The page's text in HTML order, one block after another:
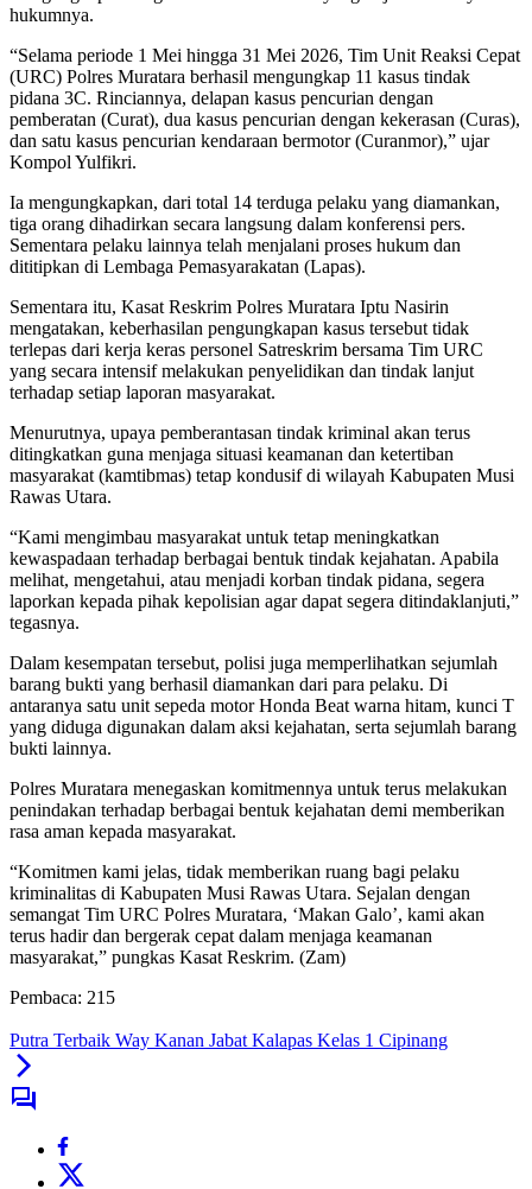
hukumnya.
“Selama periode 1 Mei hingga 31 Mei 2026, Tim Unit Reaksi Cepat
(URC) Polres Muratara berhasil mengungkap 11 kasus tindak
pidana 3C. Rinciannya, delapan kasus pencurian dengan
pemberatan (Curat), dua kasus pencurian dengan kekerasan (Curas),
dan satu kasus pencurian kendaraan bermotor (Curanmor),” ujar
Kompol Yulfikri.
Ia mengungkapkan, dari total 14 terduga pelaku yang diamankan,
tiga orang dihadirkan secara langsung dalam konferensi pers.
Sementara pelaku lainnya telah menjalani proses hukum dan
dititipkan di Lembaga Pemasyarakatan (Lapas).
Sementara itu, Kasat Reskrim Polres Muratara Iptu Nasirin
mengatakan, keberhasilan pengungkapan kasus tersebut tidak
terlepas dari kerja keras personel Satreskrim bersama Tim URC
yang secara intensif melakukan penyelidikan dan tindak lanjut
terhadap setiap laporan masyarakat.
Menurutnya, upaya pemberantasan tindak kriminal akan terus
ditingkatkan guna menjaga situasi keamanan dan ketertiban
masyarakat (kamtibmas) tetap kondusif di wilayah Kabupaten Musi
Rawas Utara.
“Kami mengimbau masyarakat untuk tetap meningkatkan
kewaspadaan terhadap berbagai bentuk tindak kejahatan. Apabila
melihat, mengetahui, atau menjadi korban tindak pidana, segera
laporkan kepada pihak kepolisian agar dapat segera ditindaklanjuti,”
tegasnya.
Dalam kesempatan tersebut, polisi juga memperlihatkan sejumlah
barang bukti yang berhasil diamankan dari para pelaku. Di
antaranya satu unit sepeda motor Honda Beat warna hitam, kunci T
yang diduga digunakan dalam aksi kejahatan, serta sejumlah barang
bukti lainnya.
Polres Muratara menegaskan komitmennya untuk terus melakukan
penindakan terhadap berbagai bentuk kejahatan demi memberikan
rasa aman kepada masyarakat.
“Komitmen kami jelas, tidak memberikan ruang bagi pelaku
kriminalitas di Kabupaten Musi Rawas Utara. Sejalan dengan
semangat Tim URC Polres Muratara, ‘Makan Galo’, kami akan
terus hadir dan bergerak cepat dalam menjaga keamanan
masyarakat,” pungkas Kasat Reskrim. (Zam)
Pembaca: 215
Putra Terbaik Way Kanan Jabat Kalapas Kelas 1 Cipinang